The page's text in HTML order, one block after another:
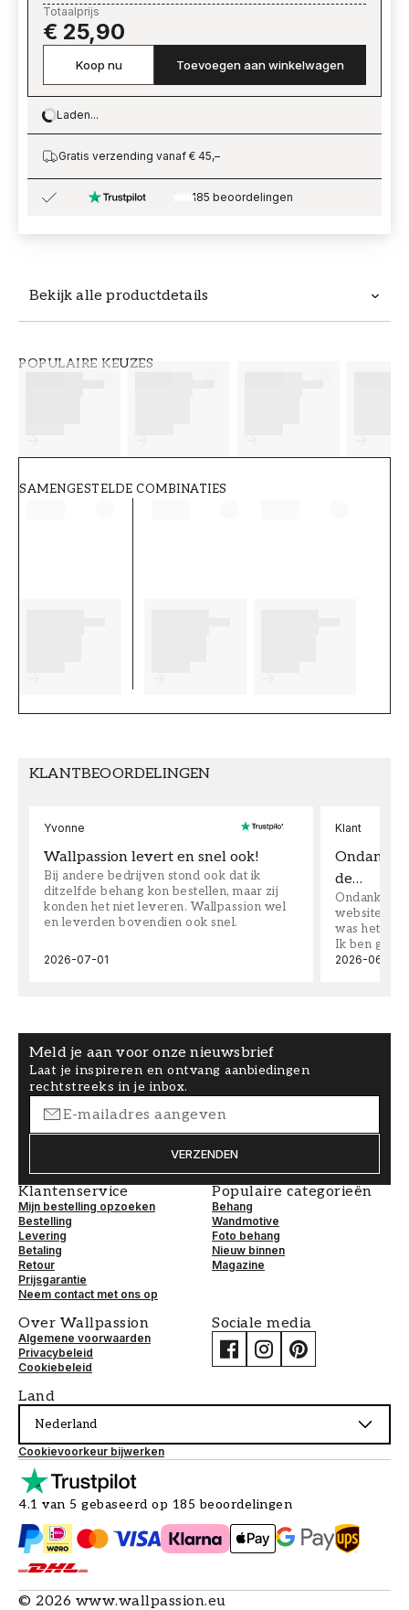
Bekijk alle productdetails
POPULAIRE KEUZES
SAMENGESTELDE COMBINATIES
Totaalprijs
€ 25,90
Koop nu Toevoegen aan winkelwagen
Loading…
Laden...
Gratis verzending vanaf € 45,–
185 beoordelingen
KLANTBEOORDELINGEN
Yvonne
Wallpassion levert en snel ook!
Bij andere bedrijven stond ook dat ik
ditzelfde behang kon bestellen, maar zij
konden het niet leveren. Wallpassion wel
en leverden bovendien ook snel.
2026-07-01
Klant
Ondanks
de…
Ondanks
website
was het
Ik ben
2026-06-08
Meld je aan voor onze nieuwsbrief
Laat je inspireren en ontvang aanbiedingen
rechtstreeks in je inbox.
VERZENDEN
Klantenservice
Mijn bestelling opzoeken
Bestelling
Levering
Betaling
Retour
Prijsgarantie
Neem contact met ons op
Populaire categorieën
Behang
Wandmotive
Foto behang
Nieuw binnen
Magazine
Over Wallpassion
Algemene voorwaarden
Privacybeleid
Cookiebeleid
Sociale media
Land
Nederland
Cookievoorkeur bijwerken
4.1 van 5 gebaseerd op 185 beoordelingen
© 2026 www.wallpassion.eu